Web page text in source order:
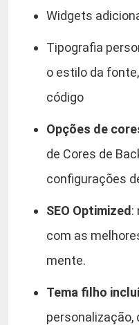
Widgets
Tipografia
o estilo da
código
Opções de
de Cores de
configurações
SEO Optimized :
com as
mente.
Tema filho
personalização,